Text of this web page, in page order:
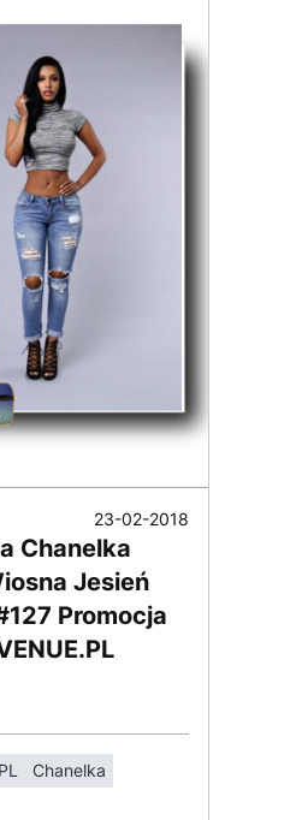
23-02-2018
Chanelka
Jesień
Promocja
Chanelka